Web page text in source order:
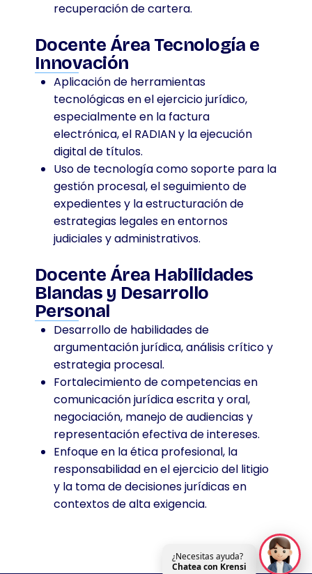
recuperación de cartera.
Docente Área Tecnología e
Innovación
Aplicación de herramientas
tecnológicas en el ejercicio jurídico,
especialmente en la factura
electrónica, el RADIAN y la ejecución
digital de títulos.
Uso de tecnología como soporte para la
gestión procesal, el seguimiento de
expedientes y la estructuración de
estrategias legales en entornos
judiciales y administrativos.
Docente Área Habilidades
Blandas y Desarrollo
Personal
Desarrollo de habilidades de
argumentación jurídica, análisis crítico y
estrategia procesal.
Fortalecimiento de competencias en
comunicación jurídica escrita y oral,
negociación, manejo de audiencias y
representación efectiva de intereses.
Enfoque en la ética profesional, la
responsabilidad en el ejercicio del litigio
y la toma de decisiones jurídicas en
contextos de alta exigencia.
¿Necesitas ayuda?
Chatea con Krensi